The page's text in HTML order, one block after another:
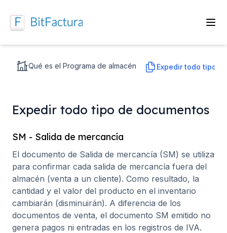
Qué es el Programa de almacén Expedir todo tipo
Expedir todo tipo de documentos
SM - Salida de mercancía
El documento de Salida de mercancía (SM) se utiliza
para confirmar cada salida de mercancía fuera del
almacén (venta a un cliente). Como resultado, la
cantidad y el valor del producto en el inventario
cambiarán (disminuirán). A diferencia de los
documentos de venta, el documento SM emitido no
genera pagos ni entradas en los registros de IVA.